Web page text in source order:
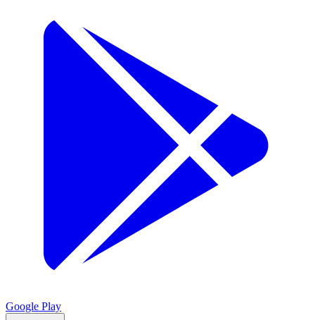
Google Play